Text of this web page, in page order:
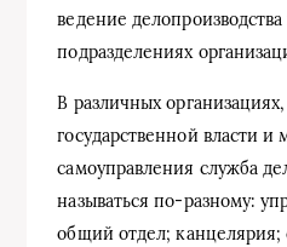
ведение делопроизводства
подразделениях
В различных
государственной власти и
самоуправления служба
называться по-разному:
общий отдел; канцелярия;